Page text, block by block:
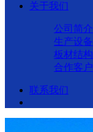
关于我们
公司简介
生产设备
板材结构
合作客户
联系我们